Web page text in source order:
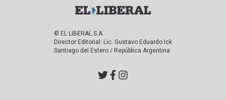
© EL LIBERAL S.A.
Director Editorial: Lic. Gustavo Eduardo Ick
Santiago del Estero / República Argentina